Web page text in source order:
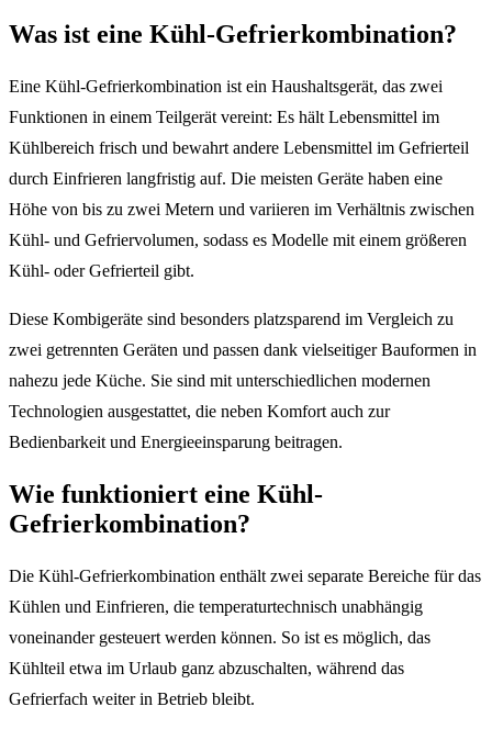
Was ist eine Kühl-Gefrierkombination?
Eine Kühl-Gefrierkombination ist ein Haushaltsgerät, das zwei
Funktionen in einem Teilgerät vereint: Es hält Lebensmittel im
Kühlbereich frisch und bewahrt andere Lebensmittel im Gefrierteil
durch Einfrieren langfristig auf. Die meisten Geräte haben eine
Höhe von bis zu zwei Metern und variieren im Verhältnis zwischen
Kühl- und Gefriervolumen, sodass es Modelle mit einem größeren
Kühl- oder Gefrierteil gibt.
Diese Kombigeräte sind besonders platzsparend im Vergleich zu
zwei getrennten Geräten und passen dank vielseitiger Bauformen in
nahezu jede Küche. Sie sind mit unterschiedlichen modernen
Technologien ausgestattet, die neben Komfort auch zur
Bedienbarkeit und Energieeinsparung beitragen.
Wie funktioniert eine Kühl-
Gefrierkombination?
Die Kühl-Gefrierkombination enthält zwei separate Bereiche für das
Kühlen und Einfrieren, die temperaturtechnisch unabhängig
voneinander gesteuert werden können. So ist es möglich, das
Kühlteil etwa im Urlaub ganz abzuschalten, während das
Gefrierfach weiter in Betrieb bleibt.